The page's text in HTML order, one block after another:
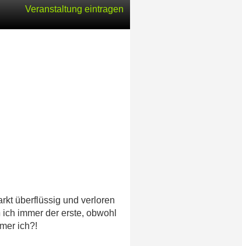
Veranstaltung eintragen
überflüssig und verloren
immer der erste, obwohl
ich?!